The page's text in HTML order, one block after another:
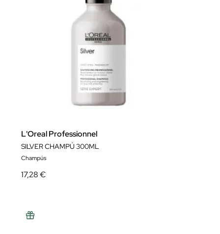
L'Oreal Professionnel
SILVER CHAMPÚ 300ML
Champús
17,28 €